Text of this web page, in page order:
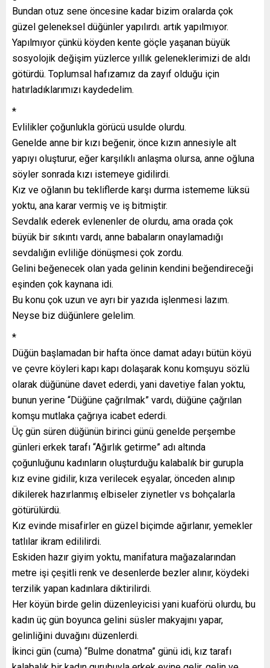
Bundan otuz sene öncesine kadar bizim oralarda çok
güzel geleneksel düğünler yapılırdı. artık yapılmıyor.
Yapılmıyor çünkü köyden kente göçle yaşanan büyük
sosyolojik değişim yüzlerce yıllık geleneklerimizi de aldı
götürdü. Toplumsal hafızamız da zayıf olduğu için
hatırladıklarımızı kaydedelim.
*
Evlilikler çoğunlukla görücü usulde olurdu.
Genelde anne bir kızı beğenir, önce kızın annesiyle alt
yapıyı oluşturur, eğer karşılıklı anlaşma olursa, anne oğluna
söyler sonrada kızı istemeye gidilirdi.
Kız ve oğlanın bu tekliflerde karşı durma istememe lüksü
yoktu, ana karar vermiş ve iş bitmiştir.
Sevdalık ederek evlenenler de olurdu, ama orada çok
büyük bir sıkıntı vardı, anne babaların onaylamadığı
sevdalığın evliliğe dönüşmesi çok zordu.
Gelini beğenecek olan yada gelinin kendini beğendireceği
eşinden çok kaynana idi.
Bu konu çok uzun ve ayrı bir yazıda işlenmesi lazım.
Neyse biz düğünlere gelelim.
*
Düğün başlamadan bir hafta önce damat adayı bütün köyü
ve çevre köyleri kapı kapı dolaşarak konu komşuyu sözlü
olarak düğününe davet ederdi, yani davetiye falan yoktu,
bunun yerine “Düğüne çağrılmak” vardı, düğüne çağrılan
komşu mutlaka çağrıya icabet ederdi.
Üç gün süren düğünün birinci günü genelde perşembe
günleri erkek tarafı “Ağırlık getirme” adı altında
çoğunluğunu kadınların oluşturduğu kalabalık bir gurupla
kız evine gidilir, kıza verilecek eşyalar, önceden alınıp
dikilerek hazırlanmış elbiseler ziynetler vs bohçalarla
götürülürdü.
Kız evinde misafirler en güzel biçimde ağırlanır, yemekler
tatlılar ikram edililirdi.
Eskiden hazır giyim yoktu, manifatura mağazalarından
metre işi çeşitli renk ve desenlerde bezler alınır, köydeki
terzilik yapan kadınlara diktirilirdi.
Her köyün birde gelin düzenleyicisi yani kuaförü olurdu, bu
kadın üç gün boyunca gelini süsler makyajını yapar,
gelinliğini duvağını düzenlerdi.
İkinci gün (cuma) “Bulme donatma” günü idi, kız tarafı